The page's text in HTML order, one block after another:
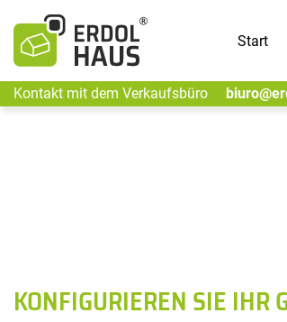
Start
Kontakt mit dem Verkaufsbüro
KONFIGURIEREN SIE IHR